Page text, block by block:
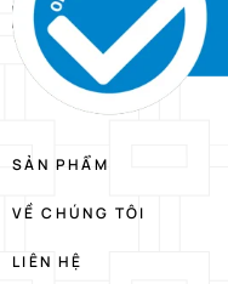
SẢN PHẨM
VỀ CHÚNG TÔI
LIÊN HỆ